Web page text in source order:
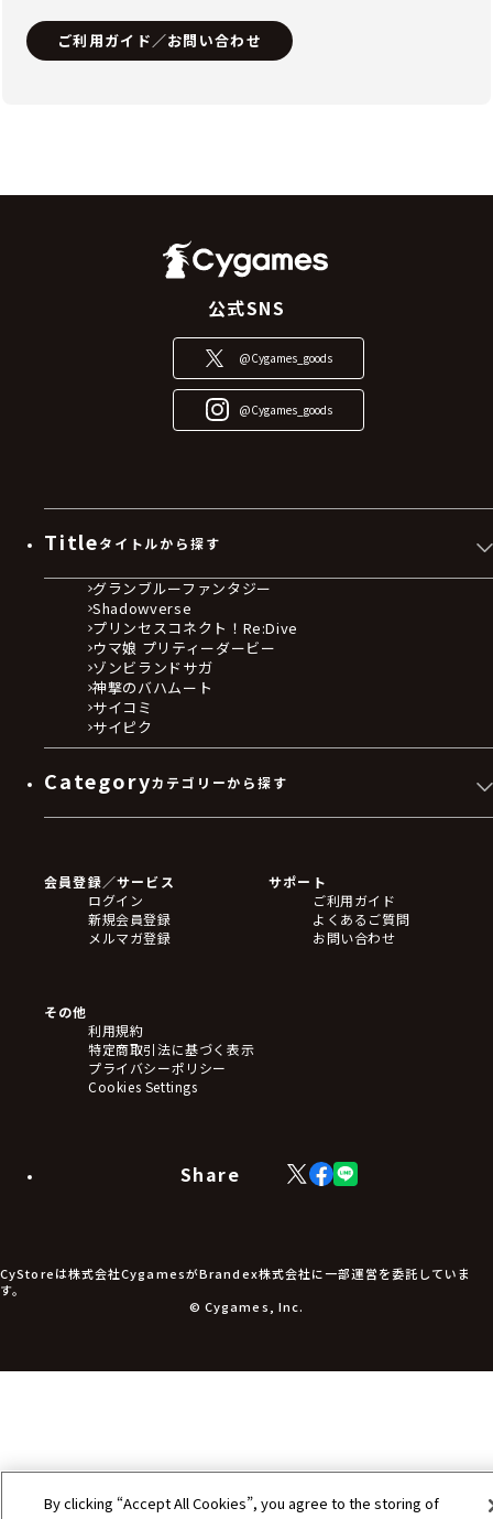
ご利用ガイド／お問い合わせ
公式SNS
@Cygames_goods
@Cygames_goods
Titleタイトルから探す
グランブルーファンタジー
Shadowverse
プリンセスコネクト！Re:Dive
ウマ娘 プリティーダービー
ゾンビランドサガ
神撃のバハムート
サイコミ
サイピク
Categoryカテゴリーから探す
フィギュア
アクリルスタンド
バッジ
キーホルダー・ストラップ
ステッカー・シール・カード
タペストリー・ポスター
アームサポーター
ブレードホルダー
食品・飲料品
アパレル小物
アクセサリー
会員登録／サービス
ログイン
新規会員登録
メルマガ登録
サポート
ご利用ガイド
よくあるご質問
お問い合わせ
その他
利用規約
特定商取引法に基づく表示
プライバシーポリシー
Cookies Settings
Share
X
(Twitter)
Facebook
LINE
CyStoreは株式会社CygamesがBrandex株式会社に一部運営を委託していま
す。
© Cygames, Inc.
By clicking “Accept All Cookies”, you agree to the storing of